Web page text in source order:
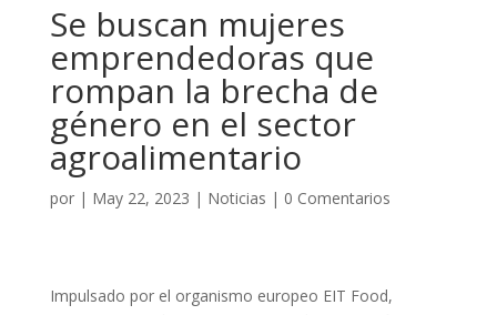
Se buscan mujeres
emprendedoras que
rompan la brecha de
género en el sector
agroalimentario
por | May 22, 2023 | Noticias | 0 Comentarios
Impulsado por el organismo europeo EIT Food,